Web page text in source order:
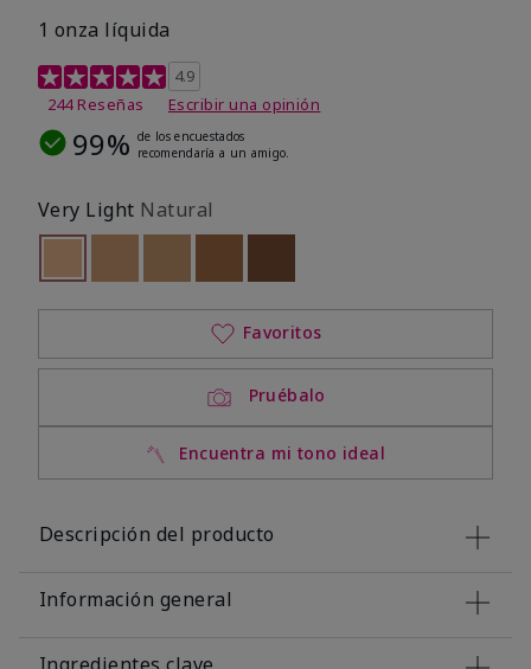
1 onza líquida
Calificación de clientes de 3,7 de 5
4.9
244 Reseñas
Escribir una opinión
99% de los encuestados
recomendaría a un amigo.
Very Light Natural
seleccionado
Out of stock
Pruébalo
Encuentra mi tono ideal
Favoritos
Descripción del producto
Información general